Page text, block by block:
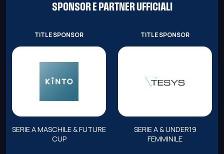
SPONSOR E PARTNER UFFICIALI
TITLE SPONSOR
SERIE A MASCHILE & FUTURE
CUP
TITLE SPONSOR
SERIE A & UNDER19
FEMMINILE